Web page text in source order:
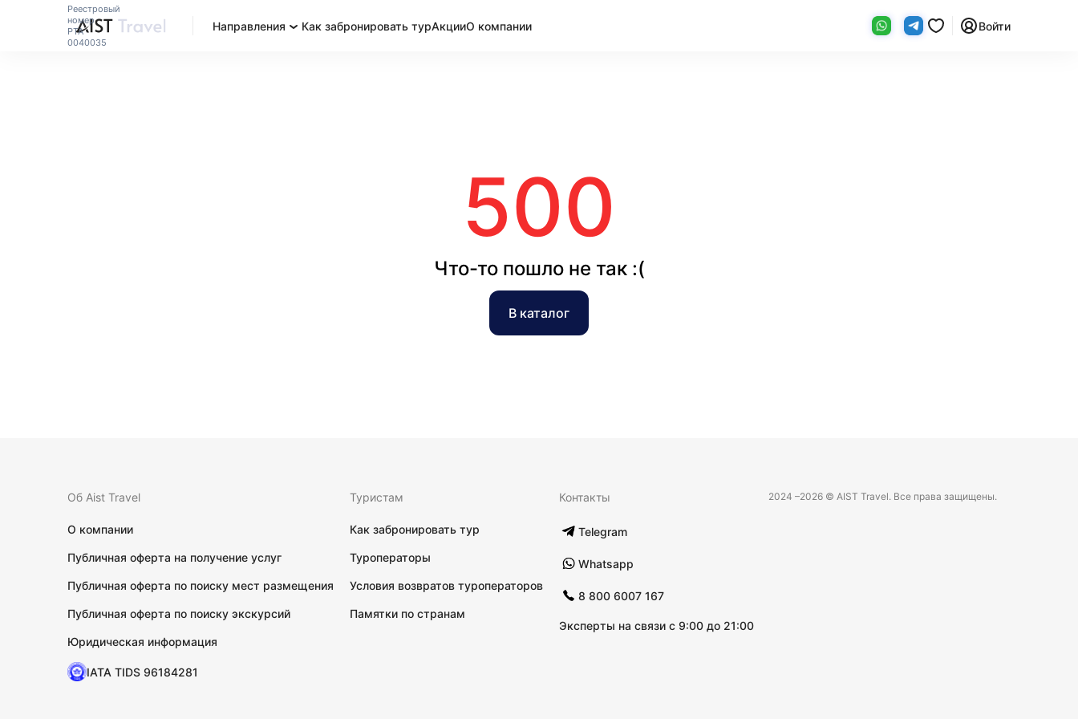
Реестровый
номер
РТА
0040035
Направления Как забронировать турАкцииО компании Войти
500
Что-то пошло не так :(
В каталог
Об Aist Travel
О компании
Публичная оферта на получение услуг
Публичная оферта по поиску мест размещения
Публичная оферта по поиску экскурсий
Юридическая информация
IATA TIDS 96184281
Туристам
Как забронировать тур
Туроператоры
Условия возвратов туроператоров
Памятки по странам
Контакты
Telegram
Whatsapp
8 800 6007 167
Эксперты на связи с 9:00 до 21:00
2024 –2026 © AIST Travel. Все права защищены.